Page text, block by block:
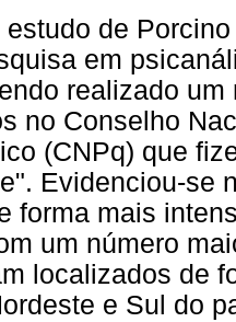
estudo de
em
realizado
no Conselho
(CNPq) que
Evidenciou-se
forma mais
um número
localizados de
e Sul do